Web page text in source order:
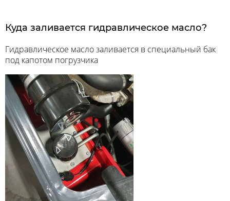
Куда заливается гидравлическое масло?
Гидравлическое масло заливается в специальный бак
под капотом погрузчика